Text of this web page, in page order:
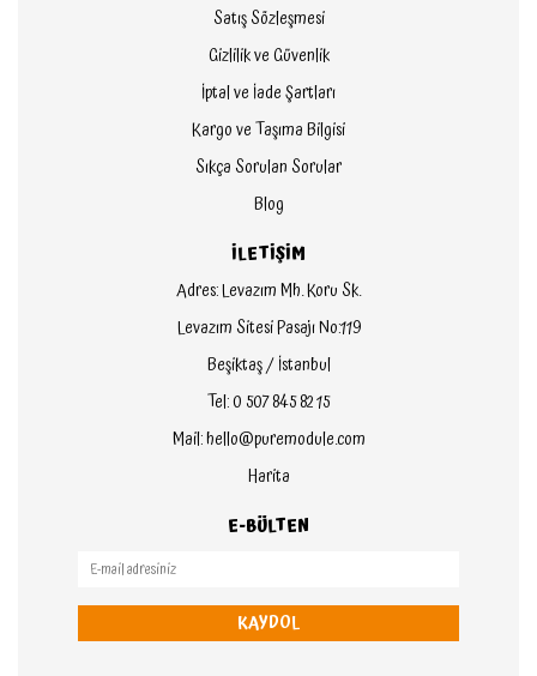
Satış Sözleşmesi
Gizlilik ve Güvenlik
İptal ve İade Şartları
Kargo ve Taşıma Bilgisi
Sıkça Sorulan Sorular
Blog
İLETİŞİM
Adres: Levazım Mh. Koru Sk.
Levazım Sitesi Pasajı No:119
Beşiktaş / İstanbul
Tel: 0 507 845 82 15
Mail: hello@puremodule.com
Harita
E-BÜLTEN
KAYDOL